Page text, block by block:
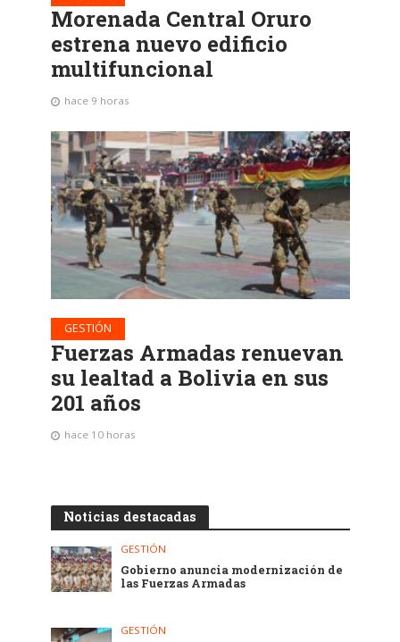
Morenada Central Oruro
estrena nuevo edificio
multifuncional
hace 9 horas
GESTIÓN
Fuerzas Armadas renuevan
su lealtad a Bolivia en sus
201 años
hace 10 horas
Noticias destacadas
GESTIÓN
Gobierno anuncia modernización de
las Fuerzas Armadas
GESTIÓN